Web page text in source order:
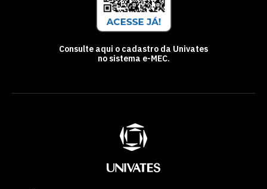
Consulte aqui o cadastro da Univates
no sistema e-MEC.